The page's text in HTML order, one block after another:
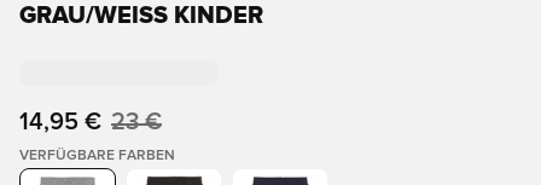
GRAU/WEISS KINDER
14,95 € 23 €
VERFÜGBARE FARBEN